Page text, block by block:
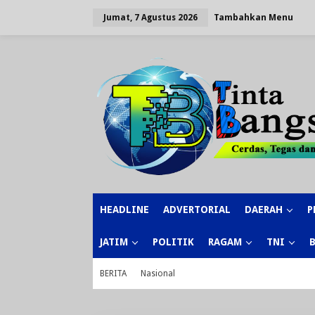
Jumat, 7 Agustus 2026 Tambahkan Menu
HEADLINE ADVERTORIAL DAERAH
JATIM POLITIK RAGAM TNI
BERITA Nasional